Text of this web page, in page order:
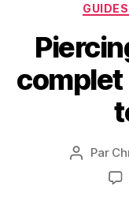
complet
Auteur
l’article
Par